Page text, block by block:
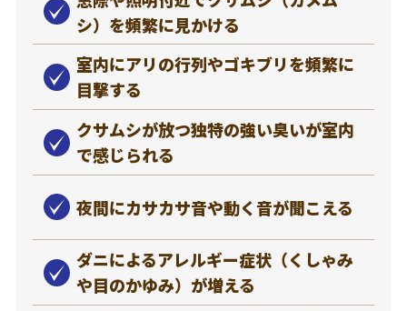
シ）を頻繁に見かける
室内にアリの行列やゴキブリを頻繁に
目撃する
クサムシが放つ独特の強い臭いが室内
で感じられる
夜間にカサカサ音や動く音が聞こえる
ダニによるアレルギー症状（くしゃみ
や目のかゆみ）が増える